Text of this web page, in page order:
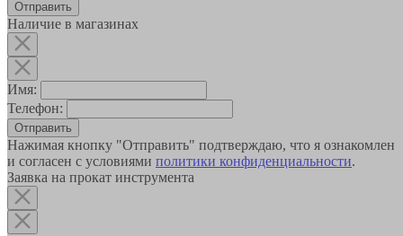
Наличие в магазинах
Имя:
Телефон:
Отправить
Нажимая кнопку "Отправить" подтверждаю, что я ознакомлен
и согласен с условиями политики конфиденциальности.
Заявка на прокат инструмента